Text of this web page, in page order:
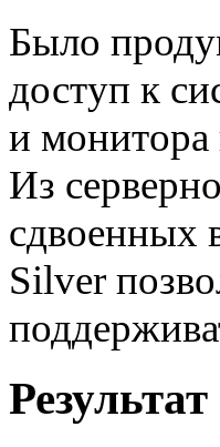
Было
доступ к
и
Из
сдвоенных
Silver
Результат